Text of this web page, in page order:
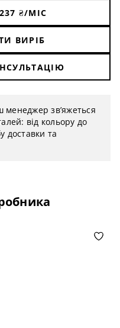
237 ₴/МІС
ВИРІБ
зв’яжеться
від кольору до
доставки та